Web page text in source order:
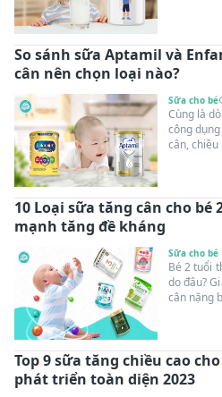
nội dung
So sánh sữa Aptamil và
cân nên chọn loại nào?
Sữa cho bé
Cùng là
công
cân, chiều
tốt hơn?
10 Loại sữa tăng cân cho
mạnh tăng đề kháng
Sữa cho bé
Bé 2 tuổi
do đâu?
cân nặng
tuổi biếng
gia dinh
2023.
Top 9 sữa tăng chiều cao
phát triển toàn diện 2023